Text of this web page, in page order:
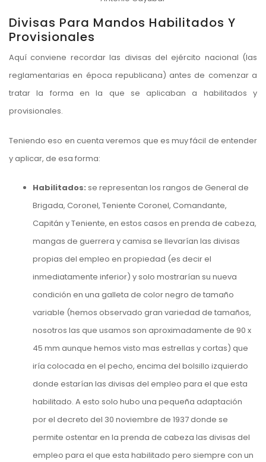
Divisas Para Mandos Habilitados Y
Provisionales
Aquí conviene recordar las divisas del ejército nacional (las
reglamentarias en época republicana) antes de comenzar a
tratar la forma en la que se aplicaban a habilitados y
provisionales.
Teniendo eso en cuenta veremos que es muy fácil de entender
y aplicar, de esa forma:
Habilitados: se representan los rangos de General de
Brigada, Coronel, Teniente Coronel, Comandante,
Capitán y Teniente, en estos casos en prenda de cabeza,
mangas de guerrera y camisa se llevarían las divisas
propias del empleo en propiedad (es decir el
inmediatamente inferior) y solo mostrarían su nueva
condición en una galleta de color negro de tamaño
variable (hemos observado gran variedad de tamaños,
nosotros las que usamos son aproximadamente de 90 x
45 mm aunque hemos visto mas estrellas y cortas) que
iría colocada en el pecho, encima del bolsillo izquierdo
donde estarían las divisas del empleo para el que esta
habilitado. A esto solo hubo una pequeña adaptación
por el decreto del 30 noviembre de 1937 donde se
permite ostentar en la prenda de cabeza las divisas del
empleo para el que esta habilitado pero siempre con un